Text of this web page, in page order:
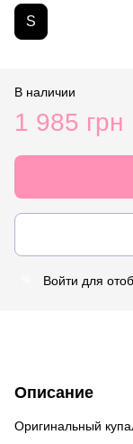
S
В наличии
1 985 грн
Войти для
Описание
Оригинальный